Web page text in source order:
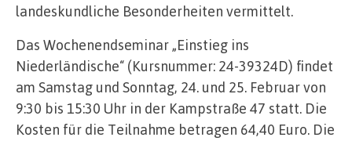
landeskundliche Besonderheiten vermittelt.
Das Wochenendseminar „Einstieg ins
Niederländische“ (Kursnummer: 24-39324D) findet
am Samstag und Sonntag, 24. und 25. Februar von
9:30 bis 15:30 Uhr in der Kampstraße 47 statt. Die
Kosten für die Teilnahme betragen 64,40 Euro. Die